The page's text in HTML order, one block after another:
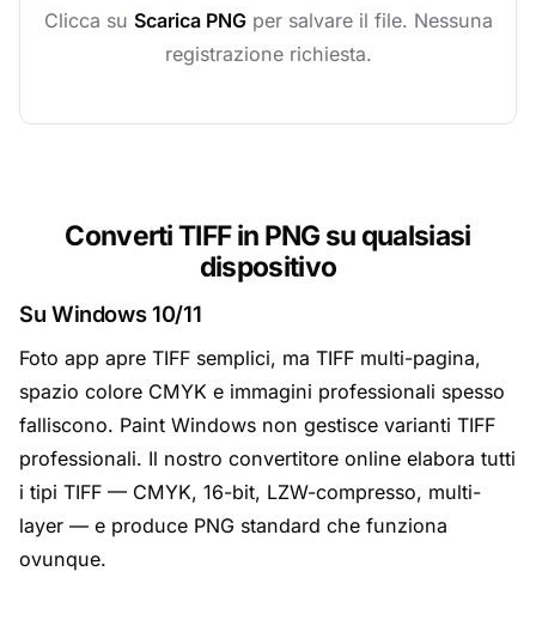
Clicca su Scarica PNGper salvare il file. Nessuna
registrazione richiesta.
Converti TIFF in PNG su qualsiasi
dispositivo
Su Windows 10/11
Foto app apre TIFF semplici, ma TIFF multi-pagina,
spazio colore CMYK e immagini professionali spesso
falliscono. Paint Windows non gestisce varianti TIFF
professionali. Il nostro convertitore online elabora tutti
i tipi TIFF — CMYK, 16-bit, LZW-compresso, multi-
layer — e produce PNG standard che funziona
ovunque.